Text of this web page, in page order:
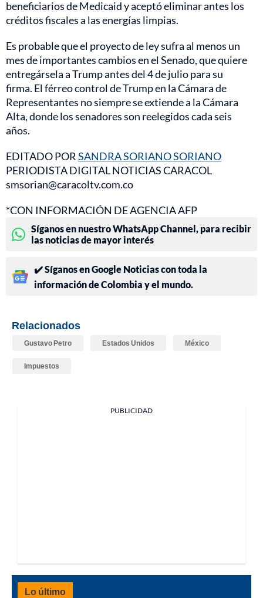
beneficiarios de Medicaid y aceptó eliminar antes los
créditos fiscales a las energías limpias.
Es probable que el proyecto de ley sufra al menos un
mes de importantes cambios en el Senado, que quiere
entregársela a Trump antes del 4 de julio para su
firma. El férreo control de Trump en la Cámara de
Representantes no siempre se extiende a la Cámara
Alta, donde los senadores son reelegidos cada seis
años.
EDITADO PORSANDRA SORIANO SORIANO
PERIODISTA DIGITAL NOTICIAS CARACOL
smsorian@caracoltv.com.co
*CON INFORMACIÓN DE AGENCIA AFP
Síganos en nuestro WhatsApp Channel, para recibir
las noticias de mayor interés
✔️ Síganos en Google Noticias con toda la
información de Colombia y el mundo.
Relacionados
Gustavo Petro Estados Unidos México
Impuestos
PUBLICIDAD
Lo último